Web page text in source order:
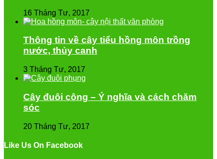
16 Tháng Tư, 2017
Thông tin về cây tiểu hồng môn trồng
nước, thủy canh
3 Tháng Tư, 2017
Cây đuôi công – Ý nghĩa và cách chăm
sóc
20 Tháng Tư, 2017
Like Us On Facebook